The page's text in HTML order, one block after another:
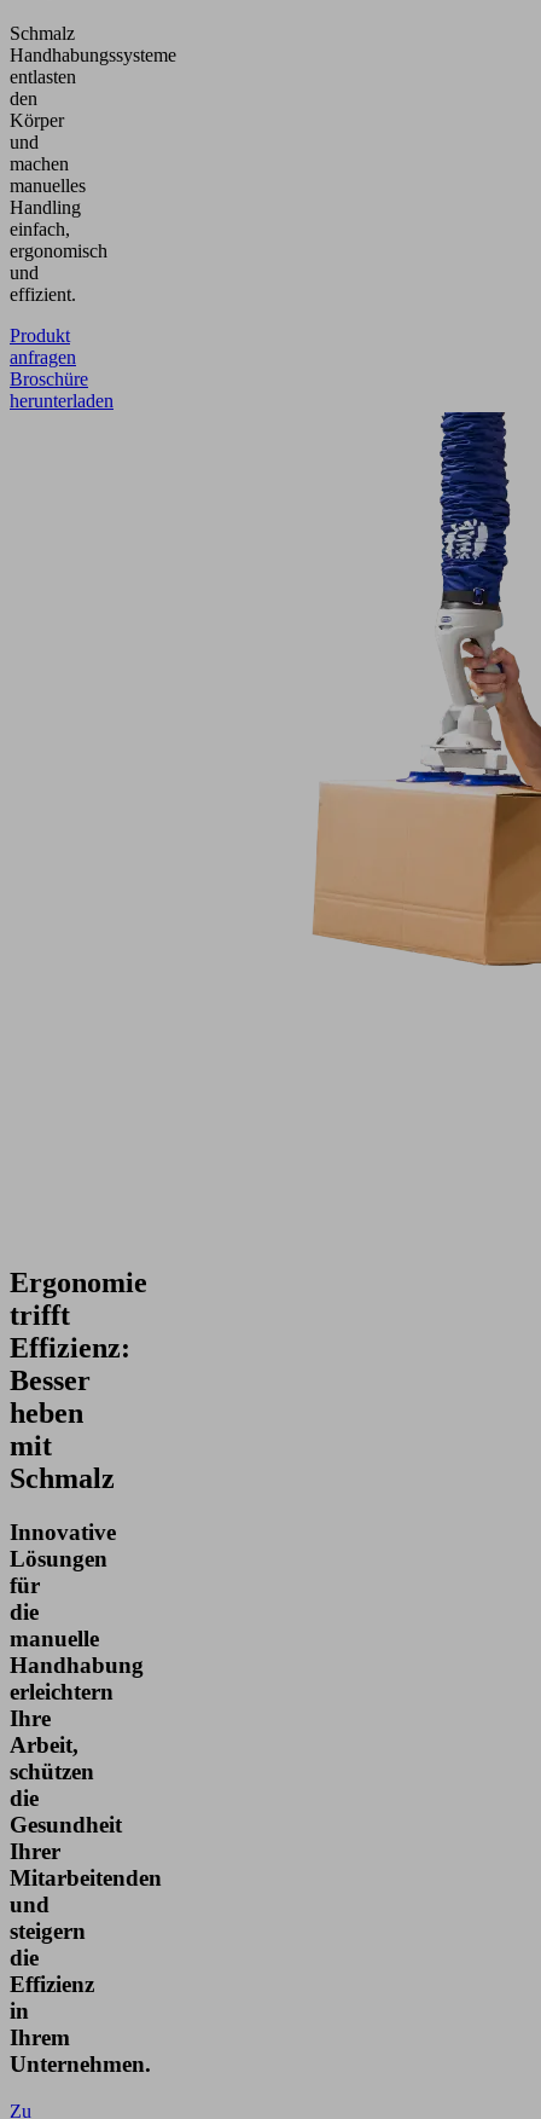
Schmalz
Handhabungssysteme
entlasten
den
Körper
und
machen
manuelles
Handling
einfach,
ergonomisch
und
effizient.
Produkt
anfragen
Broschüre
herunterladen
Ergonomie
trifft
Effizienz:
Besser
heben
mit
Schmalz
Innovative
Lösungen
für
die
manuelle
Handhabung
erleichtern
Ihre
Arbeit,
schützen
die
Gesundheit
Ihrer
Mitarbeitenden
und
steigern
die
Effizienz
in
Ihrem
Unternehmen.
Zu